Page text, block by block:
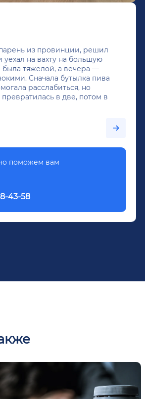
из провинции, решил
уехал на вахту на большую
была тяжелой, а вечера —
Сначала бутылка пива
расслабиться, но
в две, потом в
и вот он уже пил почти
кодирование по методу
поможем вам
43-58